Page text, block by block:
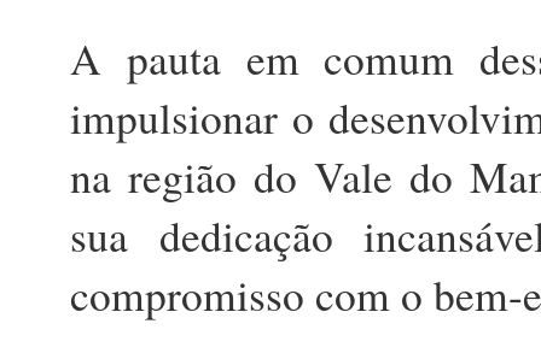
A pauta em comum
impulsionar o
na região do Vale do
sua dedicação
compromisso com o bem-